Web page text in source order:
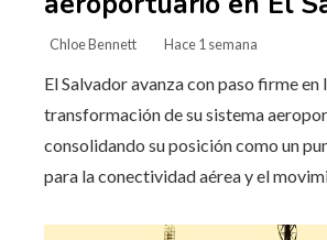
Chloe Bennett Hace 1 semana
El Salvador avanza con paso firme en
transformación de su sistema
consolidando su posición como un
para la conectividad aérea y el